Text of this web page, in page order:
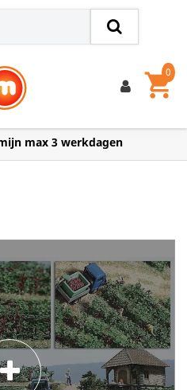
shopping_cart
0
max 3 werkdagen